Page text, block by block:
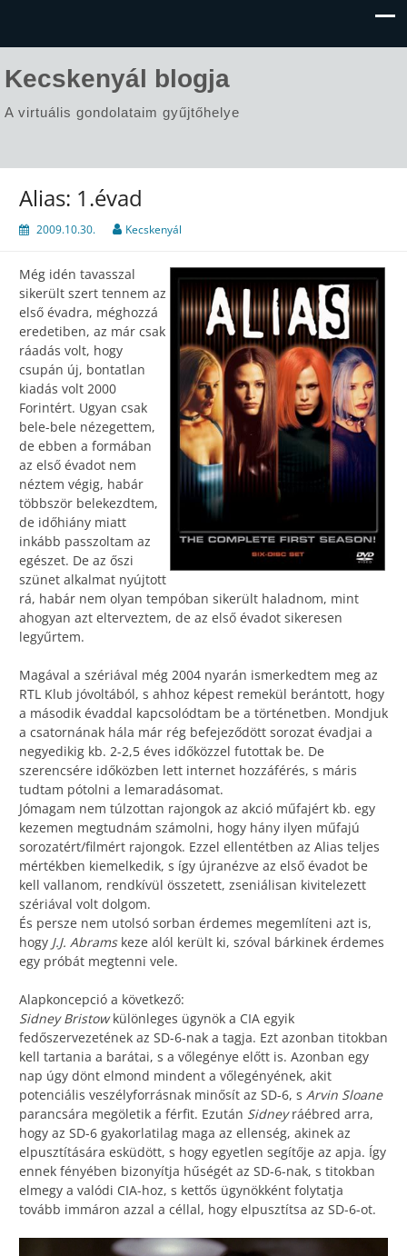
Kecskenyál blogja
A virtuális gondolataim gyűjtőhelye
Alias: 1.évad
2009.10.30. Kecskenyál
Még idén tavasszal
sikerült szert tennem az
első évadra, méghozzá
eredetiben, az már csak
ráadás volt, hogy
csupán új, bontatlan
kiadás volt 2000
Forintért. Ugyan csak
bele-bele nézegettem,
de ebben a formában
az első évadot nem
néztem végig, habár
többször belekezdtem,
de időhiány miatt
inkább passzoltam az
egészet. De az őszi
szünet alkalmat nyújtott
rá, habár nem olyan tempóban sikerült haladnom, mint
ahogyan azt elterveztem, de az első évadot sikeresen
legyűrtem.
Magával a szériával még 2004 nyarán ismerkedtem meg az
RTL Klub jóvoltából, s ahhoz képest remekül berántott, hogy
a második évaddal kapcsolódtam be a történetben. Mondjuk
a csatornának hála már rég befejeződött sorozat évadjai a
negyedikig kb. 2-2,5 éves időközzel futottak be. De
szerencsére időközben lett internet hozzáférés, s máris
tudtam pótolni a lemaradásomat.
Jómagam nem túlzottan rajongok az akció műfajért kb. egy
kezemen megtudnám számolni, hogy hány ilyen műfajú
sorozatért/filmért rajongok. Ezzel ellentétben az Alias teljes
mértékben kiemelkedik, s így újranézve az első évadot be
kell vallanom, rendkívül összetett, zseniálisan kivitelezett
szériával volt dolgom.
És persze nem utolsó sorban érdemes megemlíteni azt is,
hogy J.J. Abramskeze alól került ki, szóval bárkinek érdemes
egy próbát megtenni vele.
Alapkoncepció a következő:
Sidney Bristowkülönleges ügynök a CIA egyik
fedőszervezetének az SD-6-nak a tagja. Ezt azonban titokban
kell tartania a barátai, s a vőlegénye előtt is. Azonban egy
nap úgy dönt elmond mindent a vőlegényének, akit
potenciális veszélyforrásnak minősít az SD-6, s Arvin Sloane
parancsára megöletik a férfit. Ezután Sidneyráébred arra,
hogy az SD-6 gyakorlatilag maga az ellenség, akinek az
elpusztítására esküdött, s hogy egyetlen segítője az apja. Így
ennek fényében bizonyítja hűségét az SD-6-nak, s titokban
elmegy a valódi CIA-hoz, s kettős ügynökként folytatja
tovább immáron azzal a céllal, hogy elpusztítsa az SD-6-ot.